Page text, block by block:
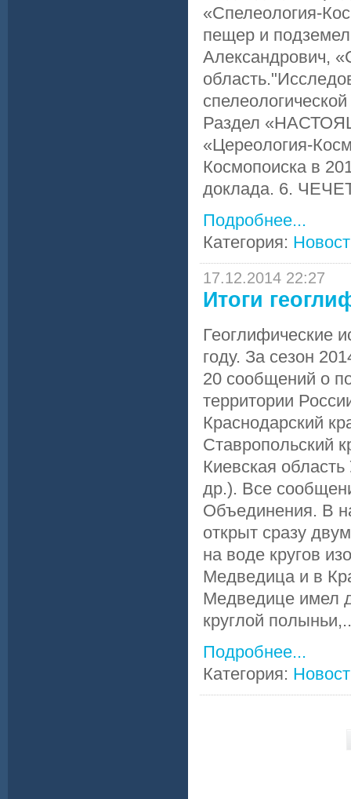
«Спелеология-
пещер и
Александрович,
Раздел
«Цереология-
Космопоиска в
доклада. 6.
Подробнее...
Категория:
17.12.2014 22:27
Итоги
Геоглифические
году. За сезон
20 сообщений о
территории
Краснодарский
Ставропольский
Киевская
др.). Все
Объединения. В
открыт сразу
на воде кругов
Медведица и в
Медведице имел
круглой
Подробнее...
Категория: